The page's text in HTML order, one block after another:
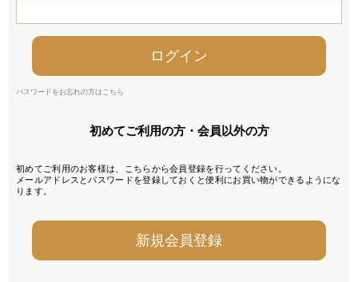
パスワードをお忘れの方はこちら
初めてご利用の方・会員以外の方
初めてご利用のお客様は、こちらから会員登録を行ってください。
メールアドレスとパスワードを登録しておくと便利にお買い物ができるようにな
ります。